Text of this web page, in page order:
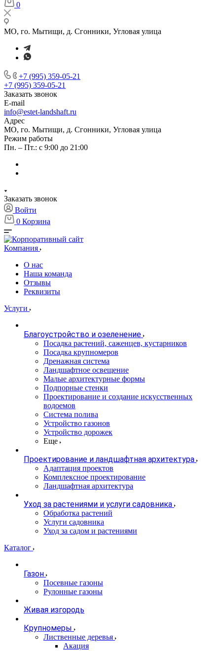
0
МО, го. Мытищи, д. Сгонники, Угловая улица
+7 (995) 359-05-21
+7 (995) 359-05-21
Заказать звонок
E-mail
info@estet-landshaft.ru
Адрес
МО, го. Мытищи, д. Сгонники, Угловая улица
Режим работы
Пн. – Пт.: с 9:00 до 21:00
Заказать звонок
Войти
0 Корзина
Компания
О нас
Наша команда
Отзывы
Реквизиты
Услуги
Благоустройство и озеленение
Посадка растений, саженцев, кустарников
Посадка крупномеров
Дренажная система
Ландшафтное освещение
Малые архитектурные формы
Подпорные стенки
Проектирование и создание искусственных
водоемов
Система полива
Устройство газонов
Устройство дорожек
Еще
Проектирование и ландшафтная архитектура
Адаптация проектов
Комплексное проектирование
Ландшафтная архитектура
Уход за растениями и услуги садовника
Обработка растений
Услуги садовника
Уход за садом и растениями
Каталог
Газон
Посевные газоны
Рулонные газоны
Живая изгородь
Крупномеры
Лиственные деревья
Акация